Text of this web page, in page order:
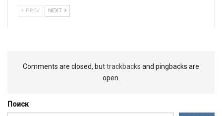
PREV NEXT
Comments are closed, buttrackbacks and pingbacks are
open.
Поиск